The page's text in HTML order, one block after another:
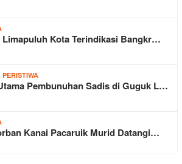
Limapuluh Kota Terindikasi Bangkr…
PERISTIWA
Pembunuhan Sadis di Guguk L…
Kanai Pacaruik Murid Datangi…